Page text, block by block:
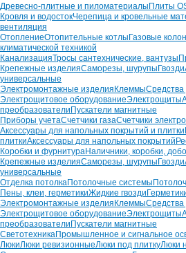
Древесно-плитные и пиломатериалы Плиты
Кровля и водостокЧерепица и кровельные
вентиляция
ОтоплениеОтопительные котлы Газовые
климатической техникой
КанализацияТросы сантехнические, вантузы
Крепежные изделияСаморезы, шурупы Гвозди
универсальные
Электромонтажные изделия КлеммыСредства
Электрощитовое оборудованиеЭлектрощиты
преобразователи Пускатели магнитные
Приборы учетаСчетчики газаСчетчики
Аксессуары для напольных покрытий и плитки
плиткиАксессуары для напольных покрытий
Коробки и фурнитураНаличники, коробки,
Крепежные изделияСаморезы, шурупы Гвозди
универсальные
Отделка потолкаПотолочные системы
Пены, клеи, герметикиЖидкие гвозди
Электромонтажные изделия КлеммыСредства
Электрощитовое оборудованиеЭлектрощиты
преобразователи Пускатели магнитные
СветотехникаПромышленное и сигнальное
ЛюкиЛюки ревизионныеЛюки под плиткуЛюки